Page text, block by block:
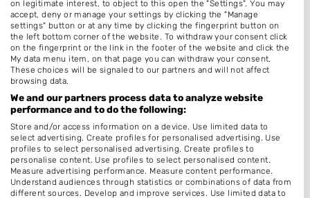
Keratine behandeling
Bruidskapsel
Make-up & Visagie
Schoonheidssalon
Permanenten
Thuiskapper
Zonder Afspraak
Pruiken
Openingstijden
on legitimate interest, to object to this open the "Settings". You may
accept, deny or manage your settings by clicking the "Manage
settings" button or at any time by clicking the fingerprint button on
the left bottom corner of the website. To withdraw your consent click
on the fingerprint or the link in the footer of the website and click the
My data menu item, on that page you can withdraw your consent.
These choices will be signaled to our partners and will not affect
browsing data.
We and our partners process data to analyze website
performance and to do the following:
Store and/or access information on a device. Use limited data to
select advertising. Create profiles for personalised advertising. Use
profiles to select personalised advertising. Create profiles to
personalise content. Use profiles to select personalised content.
Measure advertising performance. Measure content performance.
Understand audiences through statistics or combinations of data from
different sources. Develop and improve services. Use limited data to